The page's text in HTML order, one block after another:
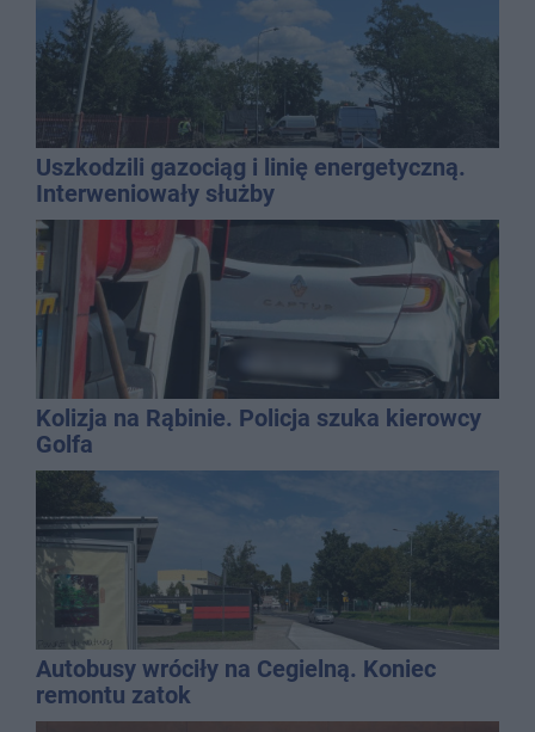
Uszkodzili gazociąg i linię energetyczną.
Interweniowały służby
Kolizja na Rąbinie. Policja szuka kierowcy
Golfa
Autobusy wróciły na Cegielną. Koniec
remontu zatok